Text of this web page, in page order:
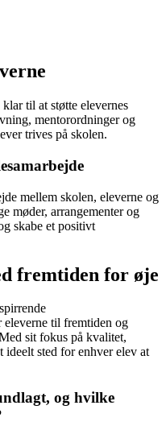
til at støtte elevernes
mentorordninger og
trives på skolen.
mellem skolen, eleverne og
møder, arrangementer og
skabe et positivt
fremtiden for øje
eleverne til fremtiden og
sit fokus på kvalitet,
sted for enhver elev at
og hvilke